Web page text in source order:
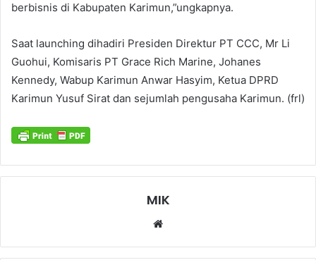
berbisnis di Kabupaten Karimun,”ungkapnya.
Saat launching dihadiri Presiden Direktur PT CCC, Mr Li
Guohui, Komisaris PT Grace Rich Marine, Johanes
Kennedy, Wabup Karimun Anwar Hasyim, Ketua DPRD
Karimun Yusuf Sirat dan sejumlah pengusaha Karimun. (frl)
MIK